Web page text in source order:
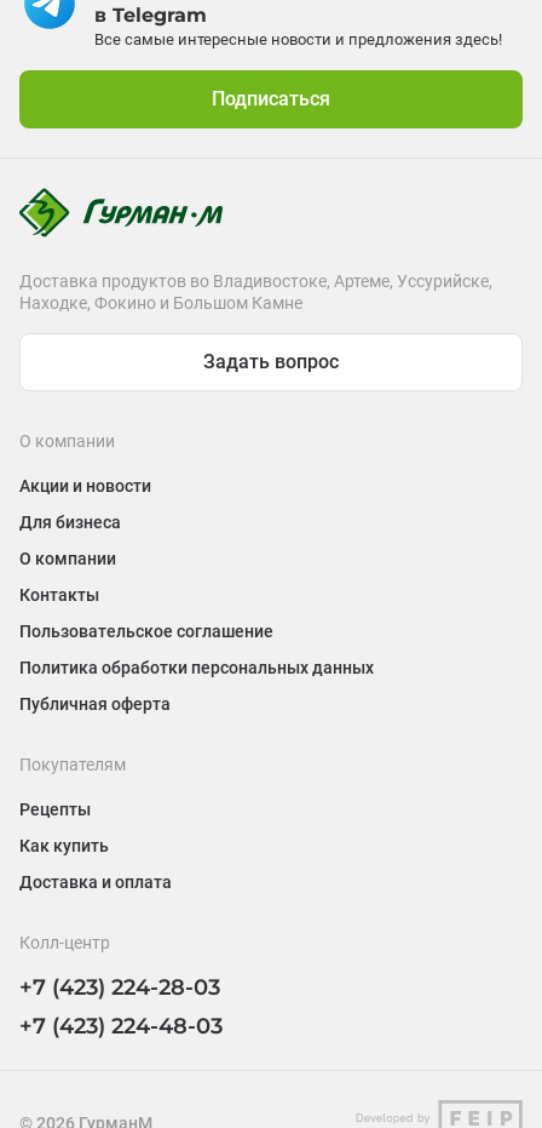
в Telegram
Все самые интересные новости и предложения здесь!
Подписаться
О компании
Акции и новости
Для бизнеса
О компании
Контакты
Пользовательское соглашение
Политика обработки персональных данных
Публичная оферта
Покупателям
Рецепты
Как купить
Доставка и оплата
Колл-центр
+7 (423) 224-28-03
+7 (423) 224-48-03
Доставка продуктов во Владивостоке, Артеме, Уссурийске,
Находке, Фокино и Большом Камне
Задать вопрос
© 2026 ГурманМ